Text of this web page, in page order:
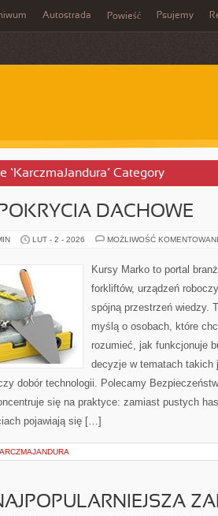
Autostrada Powieść Psujemy
‘KarczmaJandura’ Category
DACHOWE
LUT - 2 - 2026 MOŻLIWOŚĆ
Kursy Marko to portal
forkliftów, urządzeń
spójną przestrzeń wiedzy.
myślą o osobach, które
rozumieć, jak funkcjonuje
decyzje w tematach takich
dobór technologii. Polecamy
się na praktyce: zamiast pustych
pojawiają się […]